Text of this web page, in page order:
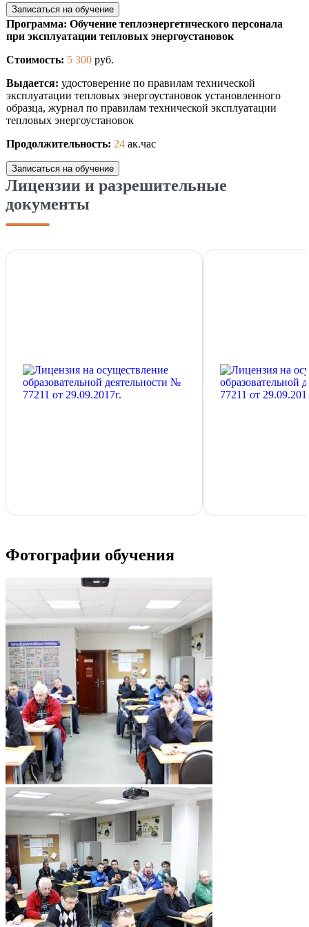
Записаться на обучение
Программа: Обучение теплоэнергетического персонала
при эксплуатации тепловых энергоустановок
Стоимость: 5 300 руб.
Выдается: удостоверение по правилам технической
эксплуатации тепловых энергоустановок установленного
образца, журнал по правилам технической эксплуатации
тепловых энергоустановок
Продолжительность: 24 ак.час
Записаться на обучение
Лицензии и разрешительные
документы
Фотографии обучения